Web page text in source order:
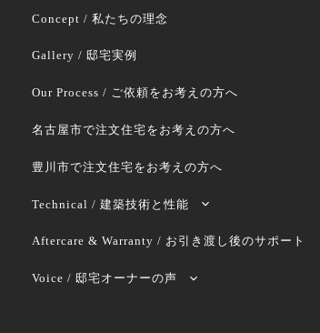
Concept / 私たちの理念
Gallery / 邸宅実例
Our Process / ご依頼をお考えの方へ
名古屋市で注文住宅をお考えの方へ
豊川市で注文住宅をお考えの方へ
Technical / 建築技術と性能
Aftercare & Warranty / お引き渡し後のサポート
Voice / 邸宅オーナーの声